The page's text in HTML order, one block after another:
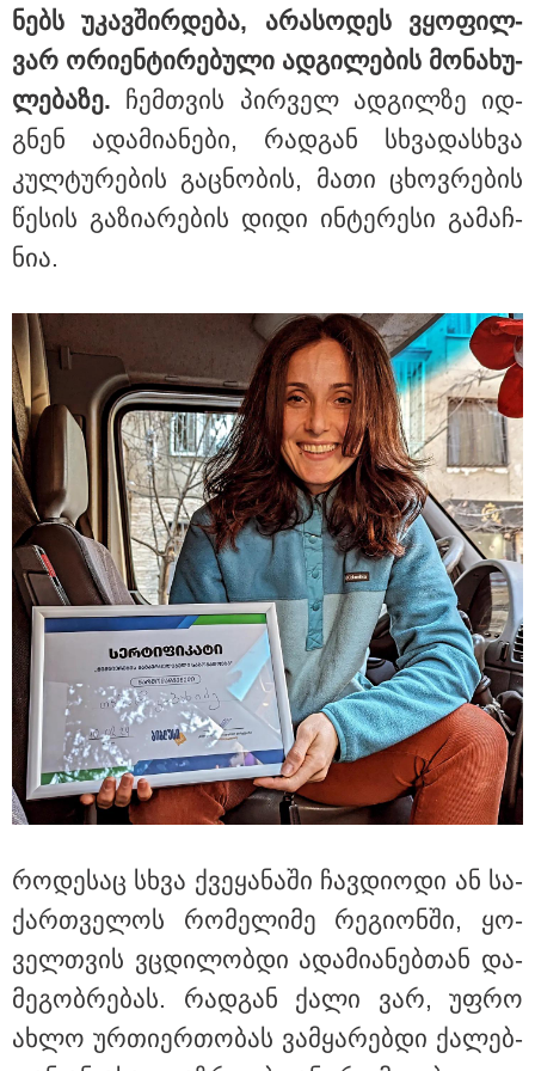
11:08 / 06-08-2026
"დააკავეს არასრულწლოვანი, რომელმაც
სოცქსელებიდან ჩამოტვირთულ არასრულწლოვანთა
ფოტოები დაამონტაჟა, მიანიჭა პორნოგრაფიული
იერსახე და გაავრცელა" - შსს
08:44 / 06-08-2026
"მიტროპოლიტი გერასიმე სამღვდელოებასთან
ერთად იმყოფებოდა ლანა ლატარიას სახლში და
გარდაცვლილის სულის საოხად პანაშვიდი
ნებს უკავ­შირ­დე­ბა, არა­სო­დეს ვყო­ფილ­
ვარ ორი­ენ­ტი­რე­ბუ­ლი ად­გი­ლე­ბის მო­ნა­ხუ­
ლე­ბა­ზე. ჩემ­თვის პირ­ველ ად­გილ­ზე იდ­
გნენ ადა­მი­ა­ნე­ბი, რად­გან სხვა­დას­ხვა
კულ­ტუ­რე­ბის გაც­ნო­ბის, მათი ცხოვ­რე­ბის
წე­სის გა­ზი­ა­რე­ბის დიდი ინ­ტე­რე­სი გა­მაჩ­
ნია.
რო­დე­საც სხვა ქვე­ყა­ნა­ში ჩავ­დი­ო­დი ან სა­
ქარ­თვე­ლოს რო­მე­ლი­მე რე­გი­ონ­ში, ყო­
ველ­თვის ვცდი­ლობ­დი ადა­მი­ა­ნებ­თან და­
მე­გობ­რე­ბას. რად­გან ქალი ვარ, უფრო
ახლო ურ­თი­ერ­თო­ბას ვამ­ყა­რებ­დი ქა­ლებ­